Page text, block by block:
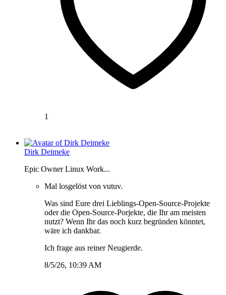
1
Dirk Deimeke
Epic Owner Linux Work...
Mal losgelöst von vutuv.
Was sind Eure drei Lieblings-Open-Source-Projekte
oder die Open-Source-Porjekte, die Ihr am meisten
nutzt? Wenn Ihr das noch kurz begründen könntet,
wäre ich dankbar.
Ich frage aus reiner Neugierde.
8/5/26, 10:39 AM